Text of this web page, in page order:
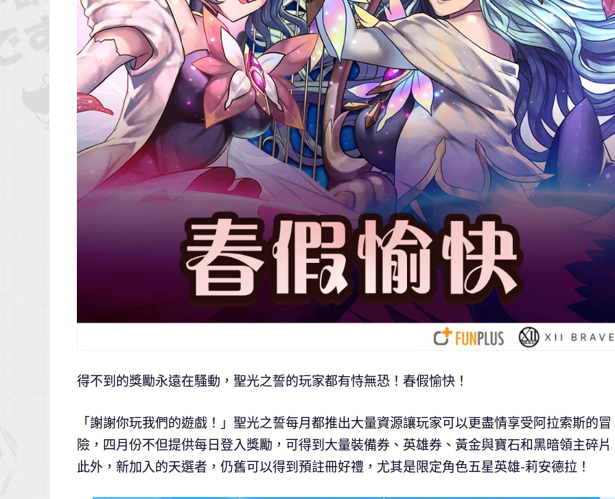
得不到的獎勵永遠在騷動，聖光之誓的玩家都有恃無恐！春假愉快！
「謝謝你玩我們的遊戲！」聖光之誓每月都推出大量資源讓玩家可以更盡情享受阿拉索斯的冒
險，四月份不但提供每日登入獎勵，可得到大量裝備券、英雄券、黃金與寶石和黑暗領主碎片
此外，新加入的天選者，仍舊可以得到預註冊好禮，尤其是限定角色五星英雄-莉安德拉！